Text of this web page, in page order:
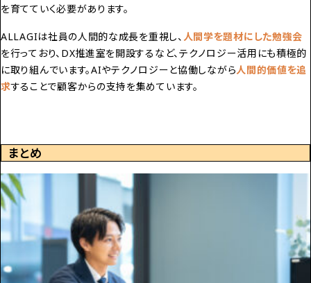
を育てていく必要があります。
ALLAGIは社員の人間的な成長を重視し、人間学を題材にした勉強会
を行っており、DX推進室を開設するなど、テクノロジー活用にも積極的
に取り組んでいます。AIやテクノロジーと協働しながら人間的価値を追
求することで顧客からの支持を集めています。
まとめ